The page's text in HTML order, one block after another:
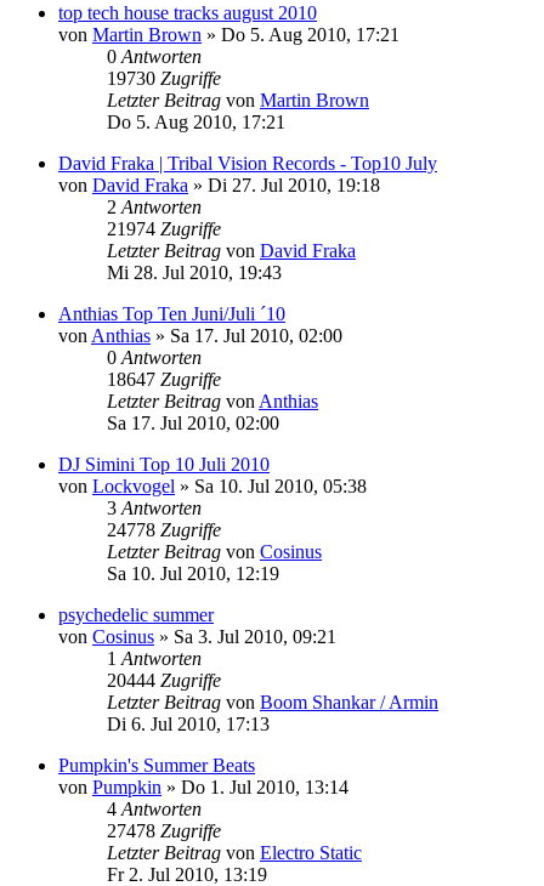
top tech house tracks august 2010
von Martin Brown » Do 5. Aug 2010, 17:21
0 Antworten
19730 Zugriffe
Letzter Beitrag von Martin Brown
Do 5. Aug 2010, 17:21
David Fraka | Tribal Vision Records - Top10 July
von David Fraka » Di 27. Jul 2010, 19:18
2 Antworten
21974 Zugriffe
Letzter Beitrag von David Fraka
Mi 28. Jul 2010, 19:43
Anthias Top Ten Juni/Juli ´10
von Anthias » Sa 17. Jul 2010, 02:00
0 Antworten
18647 Zugriffe
Letzter Beitrag von Anthias
Sa 17. Jul 2010, 02:00
DJ Simini Top 10 Juli 2010
von Lockvogel » Sa 10. Jul 2010, 05:38
3 Antworten
24778 Zugriffe
Letzter Beitrag von Cosinus
Sa 10. Jul 2010, 12:19
psychedelic summer
von Cosinus » Sa 3. Jul 2010, 09:21
1 Antworten
20444 Zugriffe
Letzter Beitrag von Boom Shankar / Armin
Di 6. Jul 2010, 17:13
Pumpkin's Summer Beats
von Pumpkin » Do 1. Jul 2010, 13:14
4 Antworten
27478 Zugriffe
Letzter Beitrag von Electro Static
Fr 2. Jul 2010, 13:19